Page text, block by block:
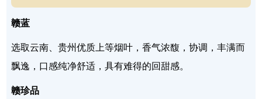
赣蓝
选取云南、贵州优质上等烟叶，香气浓馥，协调，丰满而
飘逸，口感纯净舒适，具有难得的回甜感。
赣珍品